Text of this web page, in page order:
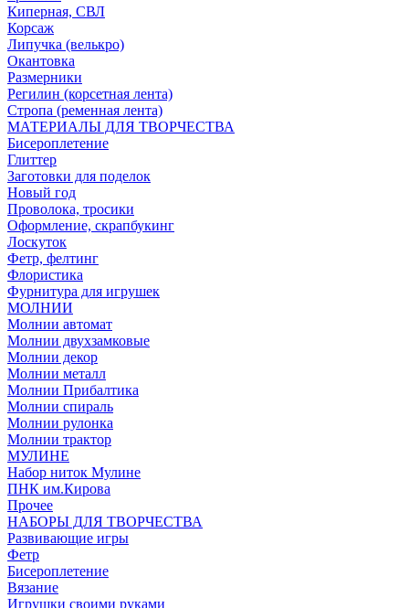
Киперная, СВЛ
Корсаж
Липучка (велькро)
Окантовка
Размерники
Регилин (корсетная лента)
Стропа (ременная лента)
МАТЕРИАЛЫ ДЛЯ ТВОРЧЕСТВА
Бисероплетение
Глиттер
Заготовки для поделок
Новый год
Проволока, тросики
Оформление, скрапбукинг
Лоскуток
Фетр, фелтинг
Флористика
Фурнитура для игрушек
МОЛНИИ
Молнии автомат
Молнии двухзамковые
Молнии декор
Молнии металл
Молнии Прибалтика
Молнии спираль
Молнии рулонка
Молнии трактор
МУЛИНЕ
Набор ниток Мулине
ПНК им.Кирова
Прочее
НАБОРЫ ДЛЯ ТВОРЧЕСТВА
Развивающие игры
Фетр
Бисероплетение
Вязание
Игрушки своими руками